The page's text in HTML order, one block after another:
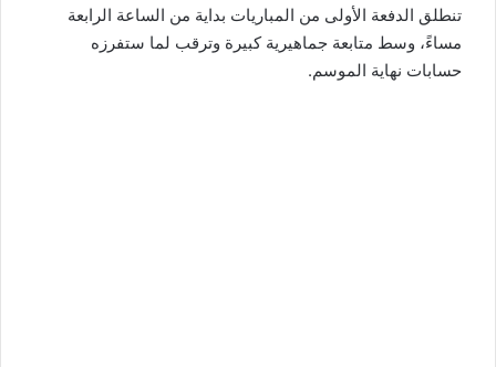
تنطلق الدفعة الأولى من المباريات بداية من الساعة الرابعة
مساءً، وسط متابعة جماهيرية كبيرة وترقب لما ستفرزه
حسابات نهاية الموسم.